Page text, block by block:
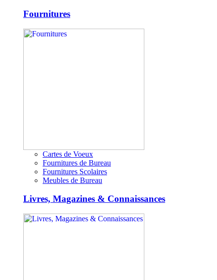
Fournitures
Cartes de Voeux
Fournitures de Bureau
Fournitures Scolaires
Meubles de Bureau
Livres, Magazines & Connaissances